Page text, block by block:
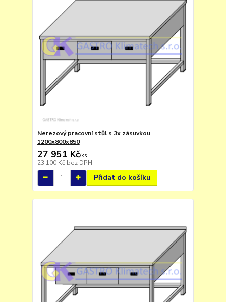
Nerezový pracovní stůl s 3x zásuvkou
1200x800x850
27 951 Kč/ks
23 100 Kč bez DPH
Přidat do košíku